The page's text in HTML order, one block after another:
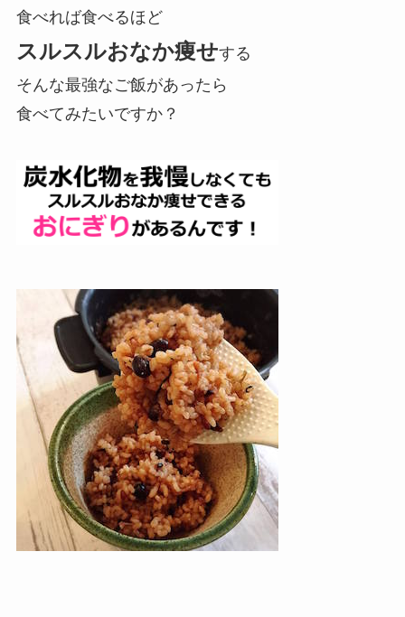
食べれば食べるほど
スルスルおなか痩せする
そんな最強なご飯があったら
食べてみたいですか？